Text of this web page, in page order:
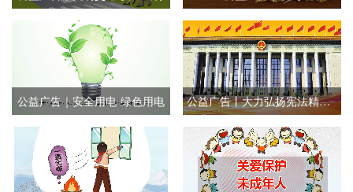
公益广告｜安全用电 绿色用电 公益广告丨大力弘扬宪法精神 推动进一步全面深化改革